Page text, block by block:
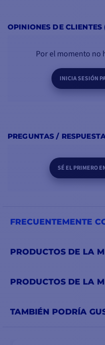
OPINIONES DE CLIENTES
Por el momento no
INICIA SESIÓN
PREGUNTAS /
SÉ EL PRIMERO
FRECUENTEMENTE
PRODUCTOS DE LA
PRODUCTOS DE LA
TAMBIÉN PODRÍA